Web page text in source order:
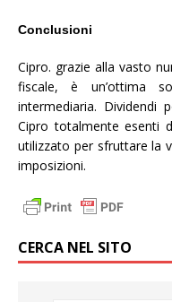
Conclusioni
Cipro. grazie alla vasto
fiscale, è un’ottima
intermediaria. Dividendi
Cipro totalmente esenti
utilizzato per sfruttare la
imposizioni.
CERCA NEL SITO